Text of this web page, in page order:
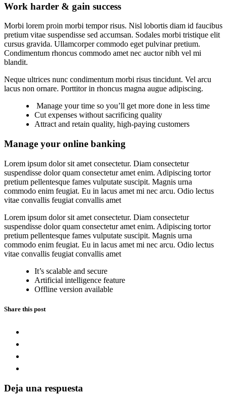
Work harder & gain success
Morbi lorem proin morbi tempor risus. Nisl lobortis diam id faucibus
pretium vitae suspendisse sed accumsan. Sodales morbi tristique elit
cursus gravida. Ullamcorper commodo eget pulvinar pretium.
Condimentum rhoncus commodo amet nec auctor nibh vel mi
blandit.
Neque ultrices nunc condimentum morbi risus tincidunt. Vel arcu
lacus non ornare. Porttitor in rhoncus magna augue adipiscing.
Manage your time so you’ll get more done in less time
Cut expenses without sacrificing quality
Attract and retain quality, high-paying customers
Manage your online banking
Lorem ipsum dolor sit amet consectetur. Diam consectetur
suspendisse dolor quam consectetur amet enim. Adipiscing tortor
pretium pellentesque fames vulputate suscipit. Magnis urna
commodo enim feugiat. Eu in lacus amet mi nec arcu. Odio lectus
vitae convallis feugiat convallis amet
Lorem ipsum dolor sit amet consectetur. Diam consectetur
suspendisse dolor quam consectetur amet enim. Adipiscing tortor
pretium pellentesque fames vulputate suscipit. Magnis urna
commodo enim feugiat. Eu in lacus amet mi nec arcu. Odio lectus
vitae convallis feugiat convallis amet
It’s scalable and secure
Artificial intelligence feature
Offline version available
Share this post
Deja una respuesta